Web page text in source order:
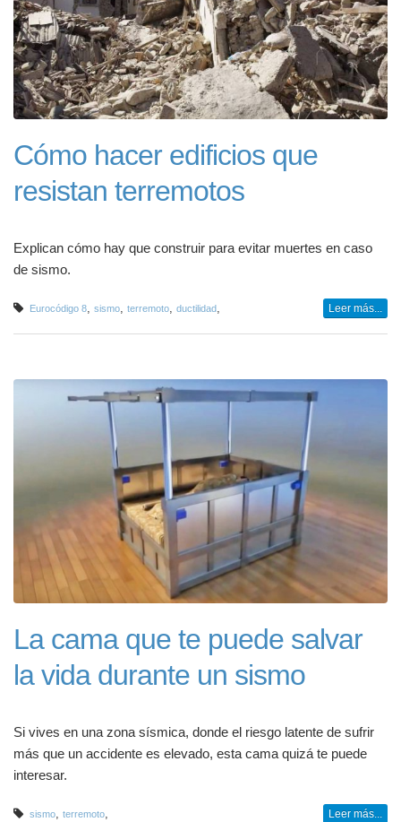
Cómo hacer edificios que
resistan terremotos
Explican cómo hay que construir para evitar muertes en caso
de sismo.
Eurocódigo 8 sismo terremoto ductilidad Leer más...
La cama que te puede salvar
la vida durante un sismo
Si vives en una zona sísmica, donde el riesgo latente de sufrir
más que un accidente es elevado, esta cama quizá te puede
interesar.
sismo terremoto Leer más...